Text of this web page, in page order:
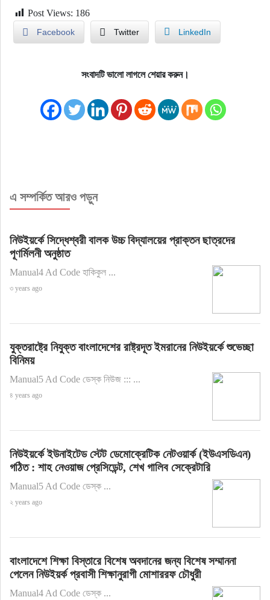
Post Views: 186
Facebook Twitter LinkedIn
সংবাদটি ভালো লাগলে শেয়ার করুন।
এ সম্পর্কিত আরও পড়ুন
নিউইয়র্কে সিদ্ধেশ্বরী বালক উচ্চ বিদ্যালয়ের প্রাক্তন ছাত্রদের
পূণর্মিলনী অনুষ্ঠাত
Manual4 Ad Code হাকিকুল ...
৩ years ago
যুক্তরাষ্ট্রে নিযুক্ত বাংলাদেশের রাষ্ট্রদূত ইমরানের নিউইয়র্কে শুভেচ্ছা
বিনিময়
Manual5 Ad Code ডেস্ক নিউজ ::: ...
৪ years ago
নিউইয়র্কে ইউনাইটেড স্টেট ডেমোক্রেটিক নেটওয়ার্ক (ইউএসডিএন)
গঠিত : শাহ নেওয়াজ প্রেসিডেন্ট, শেখ গালিব সেক্রেটারি
Manual5 Ad Code ডেস্ক ...
২ years ago
বাংলাদেশে শিক্ষা বিস্তারে বিশেষ অবদানের জন্য বিশেষ সম্মাননা
পেলেন নিউইয়র্ক প্রবাসী শিক্ষানুরাগী মোশাররফ চৌধুরী
Manual4 Ad Code ডেস্ক ...